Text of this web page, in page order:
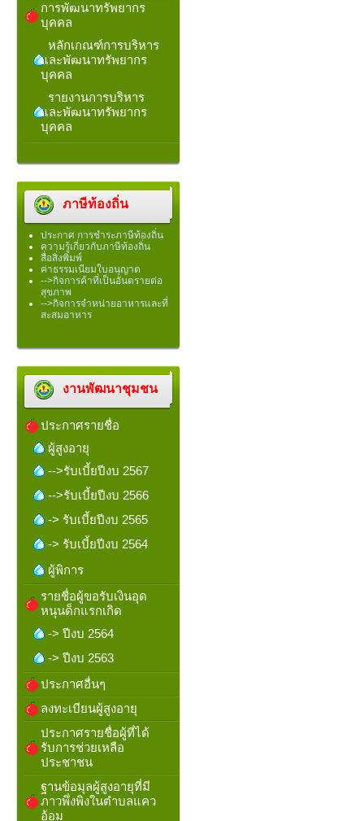
การพัฒนาทรัพยากร
บุคคล
หลักเกณฑ์การบริหาร
และพัฒนาทรัพยากร
บุคคล
รายงานการบริหาร
และพัฒนาทรัพยากร
บุคคล
ภาษีท้องถิ่น
ประกาศ การชำระภาษีท้องถิ่น
ความรู้เกี่ยวกับภาษีท้องถิ่น
สื่อสิ่งพิมพ์
ค่าธรรมเนียมใบอนุญาต
-->กิจการค้าที่เป็นอันตรายต่อ
สุขภาพ
-->กิจการจำหน่ายอาหารและที่
สะสมอาหาร
งานพัฒนาชุมชน
ประกาศรายชื่อ
ผู้สูงอายุ
-->รับเบี้ยปีงบ 2567
-->รับเบี้ยปีงบ 2566
-> รับเบี้ยปีงบ 2565
-> รับเบี้ยปีงบ 2564
ผู้พิการ
รายชื่อผู้ขอรับเงินอุด
หนุนด็กแรกเกิด
-> ปีงบ 2564
-> ปีงบ 2563
ประกาศอื่นๆ
ลงทะเบียนผู้สูงอายุ
ประกาศรายชื่อผู้ที่ได้
รับการช่วยเหลือ
ประชาชน
ฐานข้อมุลผู้สูงอายุที่มี
ภาวพึ่งพิงในตำบลแคว
อ้อม